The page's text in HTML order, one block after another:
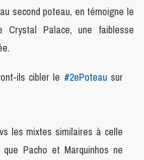
second poteau, en témoigne le
Crystal Palace, une faiblesse
ils cibler le #2ePoteau sur
les mixtes similaires à celle
Pacho et Marquinhos ne